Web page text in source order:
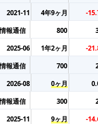
2021-11 4年9ヶ月
-
報通信 800
2025-06 1年2ヶ月
-
報通信 700
2026-08 0ヶ月
報通信 300
2025-11 9ヶ月
-